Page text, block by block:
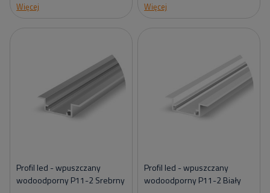
Więcej
Więcej
Profil led - wpuszczany
wodoodporny P11-2 Srebrny
Profil led - wpuszczany
wodoodporny P11-2 Biały